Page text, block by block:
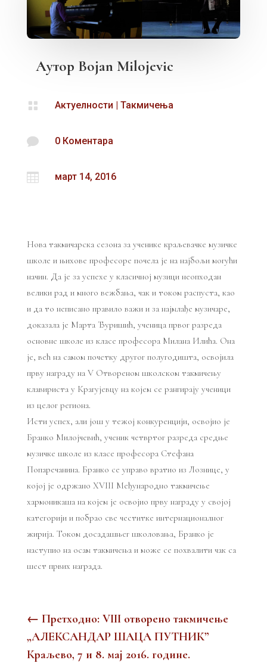
Аутор Bojan Milojevic
 Актуелности Такмичења
 0 Коментара
 март 14, 2016
Нова такмичарска сезона за ученике краљевачке музичке
школе и њихове професоре почела је на најбољи могући
начин. Да је за успехе у класичној музици неопходан
велики рад и много вежбања, чак и током распуста, као
и да то неписано правило важи и за најмлађе музичаре,
доказала је Марта Ђуришић, ученица првог разреда
основне школе из класе професора Милана Илића. Она
је, већ на самом почетку другог полугодишта, освојила
прву награду на V Отвореном школском такмичењу
клавириста у Крагујевцу на којем се рангирају ученици
из целог региона.
Исти успех, али још у тежој конкуренцији, освојио је
Бранко Милојчевић, ученик четвртог разреда средње
музичке школе из класе професора Стефана
Попаречанина. Бранко се управо вратио из Лознице, у
којој је одржано XVIII Међународно такмичење
хармоникаша на којем је освојио прву награду у својој
категорији и побрао све честитке интернационалног
жирија. Током досадашњег школовања, Бранко је
наступио на осам такмичења и може се похвалити чак са
шест првих награда.
← Претходно: VIII отворено такмичење
„АЛЕКСАНДАР ШАЦА ПУТНИК”
Краљево, 7 и 8. мај 2016. године.